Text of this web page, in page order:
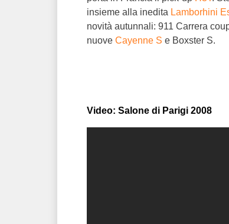
insieme alla inedita Lamborhini
novità autunnali: 911 Carrera
nuove Cayenne S e Boxster S.
Video: Salone di Parigi 2008